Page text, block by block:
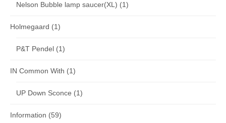
Nelson Bubble lamp saucer(XL) (1)
Holmegaard (1)
P&T Pendel (1)
IN Common With (1)
UP Down Sconce (1)
Information (59)